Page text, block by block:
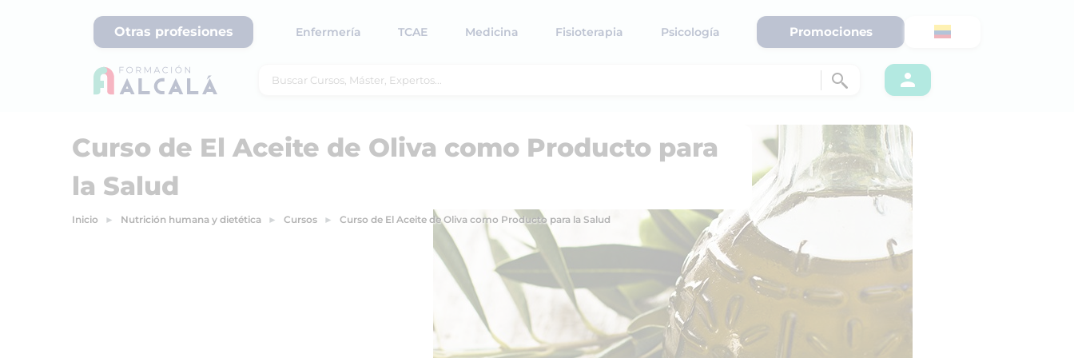
Otras profesiones Enfermería TCAE Medicina Fisioterapia Psicología Promociones
Curso de El Aceite de Oliva como Producto para
la Salud
Inicio Nutrición humana y dietética Cursos Curso de El Aceite de Oliva como Producto para la Salud